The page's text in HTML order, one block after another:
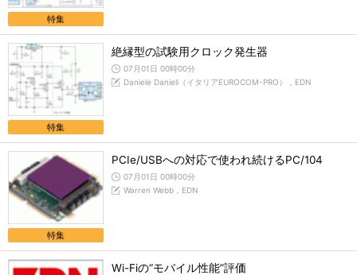
特集
特集
絶縁型の試験用クロック発生器
07月01日 00時00分
Daniele Danieli（イタリアEUROCOM-PRO），EDN
特集
PCIe/USBへの対応で使われ続けるPC/104
07月01日 00時00分
Warren Webb，EDN
Wi-Fiの“モバイル性能”評価